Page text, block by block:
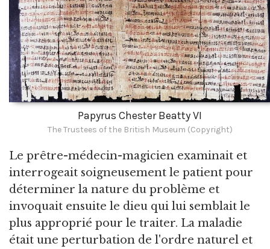
Papyrus Chester Beatty VI
The Trustees of the British Museum (Copyright)
Le prêtre-médecin-magicien examinait et
interrogeait soigneusement le patient pour
déterminer la nature du problème et
invoquait ensuite le dieu qui lui semblait le
plus approprié pour le traiter. La maladie
était une perturbation de l'ordre naturel et